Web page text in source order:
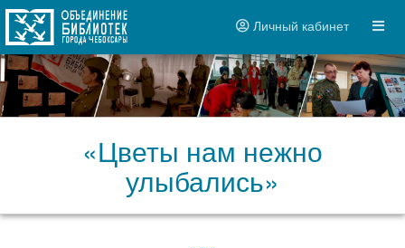
Личный кабинет
«Цветы нам нежно
улыбались»